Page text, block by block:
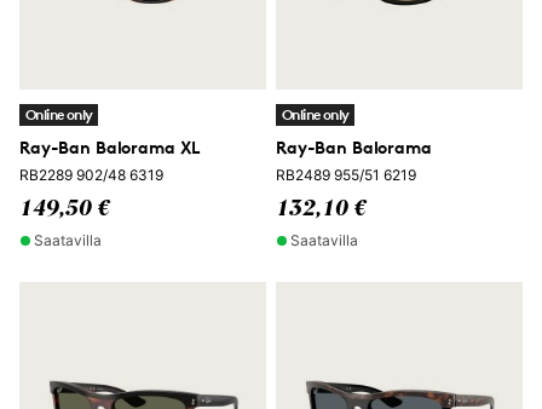
Online only
Ray-Ban Balorama XL
RB2289 902/48 6319
149,50 €
Saatavilla
Online only
Ray-Ban Balorama
RB2489 955/51 6219
132,10 €
Saatavilla